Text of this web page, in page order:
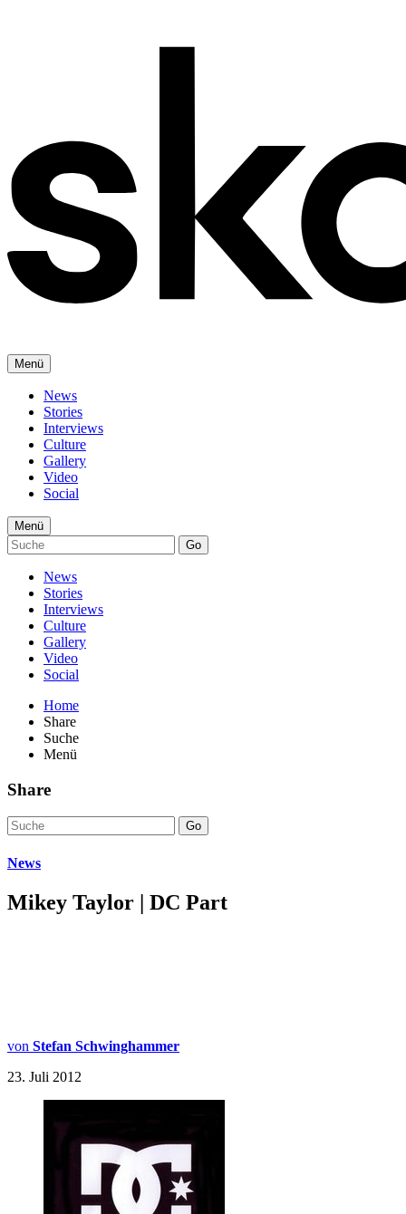
Menü
News
Stories
Interviews
Culture
Gallery
Video
Social
Menü
Go
News
Stories
Interviews
Culture
Gallery
Video
Social
Home
Share
Suche
Menü
Share
Go
News
Mikey Taylor | DC Part
von Stefan Schwinghammer
23. Juli 2012